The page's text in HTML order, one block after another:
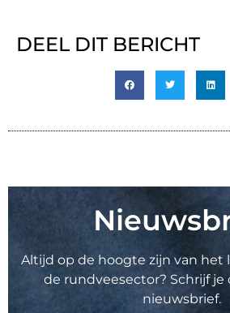
DEEL DIT BERICHT
Altijd op de hoogte zijn van het
de rundveesector? Schrijf je
nieuwsbrief.